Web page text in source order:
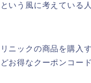
いう風に考えている
ニックの商品を購入
お得なクーポンコー